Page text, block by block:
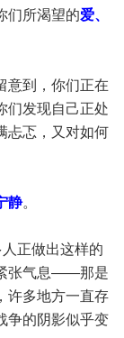
们所渴望的爱、
到，你们正在
们发现自己正处
忐忑，又对如何
静。
正做出这样的
张气息——那是
许多地方一直存
争的阴影似乎变